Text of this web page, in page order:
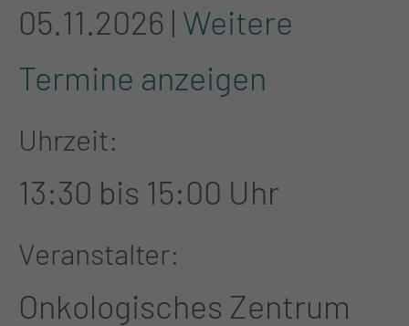
05.11.2026 | Weitere
Termine anzeigen
Uhrzeit
13:30 bis 15:00 Uhr
Veranstalter
Onkologisches Zentrum